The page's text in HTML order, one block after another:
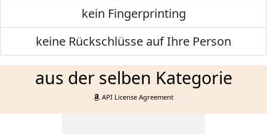
kein Fingerprinting
keine Rückschlüsse auf Ihre Person
aus der selben Kategorie
API License Agreement